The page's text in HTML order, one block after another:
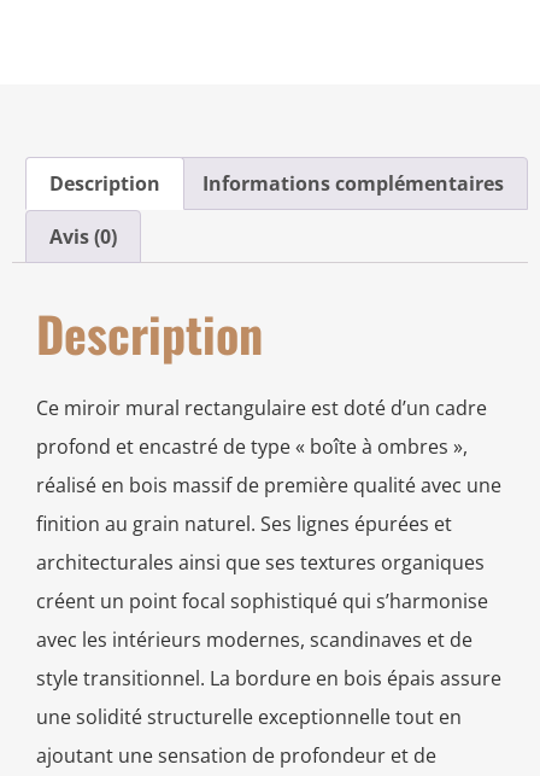
Description
Informations complémentaires
Avis (0)
Description
Ce miroir mural rectangulaire est doté d’un cadre
profond et encastré de type « boîte à ombres »,
réalisé en bois massif de première qualité avec une
finition au grain naturel. Ses lignes épurées et
architecturales ainsi que ses textures organiques
créent un point focal sophistiqué qui s’harmonise
avec les intérieurs modernes, scandinaves et de
style transitionnel. La bordure en bois épais assure
une solidité structurelle exceptionnelle tout en
ajoutant une sensation de profondeur et de